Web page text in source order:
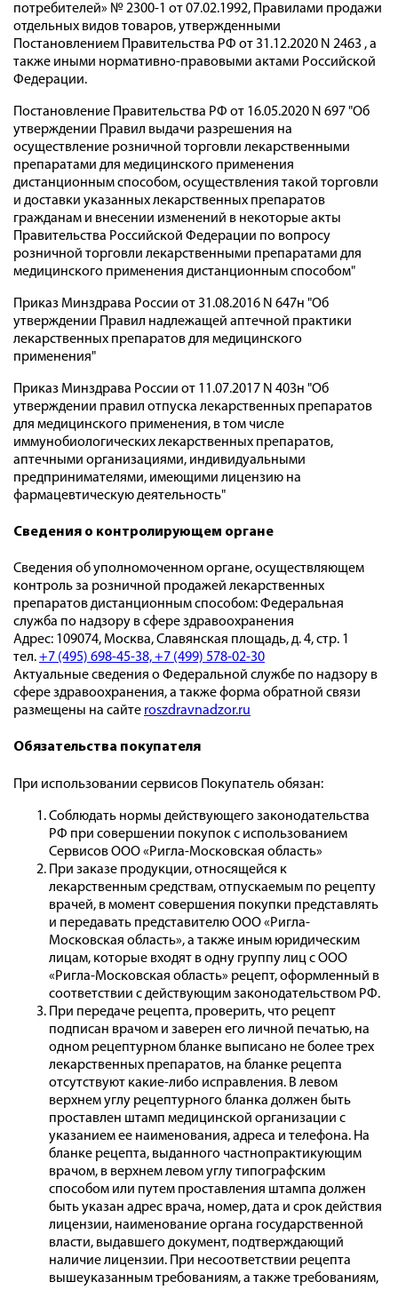
потребителей» № 2300-1 от 07.02.1992, Правилами продажи
отдельных видов товаров, утвержденными
Постановлением Правительства РФ от 31.12.2020 N 2463 , а
также иными нормативно-правовыми актами Российской
Федерации.
Постановление Правительства РФ от 16.05.2020 N 697 "Об
утверждении Правил выдачи разрешения на
осуществление розничной торговли лекарственными
препаратами для медицинского применения
дистанционным способом, осуществления такой торговли
и доставки указанных лекарственных препаратов
гражданам и внесении изменений в некоторые акты
Правительства Российской Федерации по вопросу
розничной торговли лекарственными препаратами для
медицинского применения дистанционным способом"
Приказ Минздрава России от 31.08.2016 N 647н "Об
утверждении Правил надлежащей аптечной практики
лекарственных препаратов для медицинского
применения"
Приказ Минздрава России от 11.07.2017 N 403н "Об
утверждении правил отпуска лекарственных препаратов
для медицинского применения, в том числе
иммунобиологических лекарственных препаратов,
аптечными организациями, индивидуальными
предпринимателями, имеющими лицензию на
фармацевтическую деятельность"
Сведения о контролирующем органе
Сведения об уполномоченном органе, осуществляющем
контроль за розничной продажей лекарственных
препаратов дистанционным способом: Федеральная
служба по надзору в сфере здравоохранения
Адрес: 109074, Москва, Славянская площадь, д. 4, стр. 1
тел.+7 (495) 698-45-38,+7 (499) 578-02-30
Актуальные сведения о Федеральной службе по надзору в
сфере здравоохранения, а также форма обратной связи
размещены на сайте roszdravnadzor.ru
Обязательства покупателя
При использовании сервисов Покупатель обязан:
Соблюдать нормы действующего законодательства
РФ при совершении покупок с использованием
Сервисов ООО «Ригла-Московская область»
При заказе продукции, относящейся к
лекарственным средствам, отпускаемым по рецепту
врачей, в момент совершения покупки представлять
и передавать представителю ООО «Ригла-
Московская область», а также иным юридическим
лицам, которые входят в одну группу лиц с ООО
«Ригла-Московская область» рецепт, оформленный в
соответствии с действующим законодательством РФ.
При передаче рецепта, проверить, что рецепт
подписан врачом и заверен его личной печатью, на
одном рецептурном бланке выписано не более трех
лекарственных препаратов, на бланке рецепта
отсутствуют какие-либо исправления. В левом
верхнем углу рецептурного бланка должен быть
проставлен штамп медицинской организации с
указанием ее наименования, адреса и телефона. На
бланке рецепта, выданного частнопрактикующим
врачом, в верхнем левом углу типографским
способом или путем проставления штампа должен
быть указан адрес врача, номер, дата и срок действия
лицензии, наименование органа государственной
власти, выдавшего документ, подтверждающий
наличие лицензии. При несоответствии рецепта
вышеуказанным требованиям, а также требованиям,